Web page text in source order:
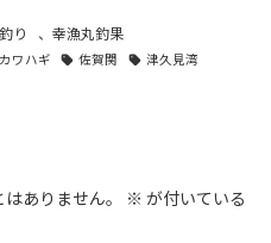
り 、幸漁丸釣果
カワハギ 佐賀関
津久見湾
ありません。 ※ が付いている